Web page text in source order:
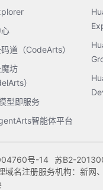
道（CodeArts）
坊
）
型即服务
智能体平台
号-14 苏B2-
名注册服务机构：新网